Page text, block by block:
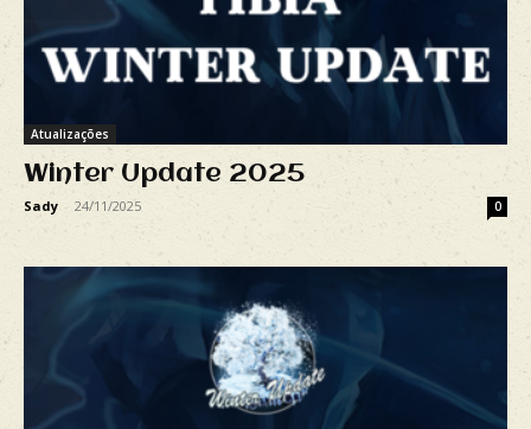
Atualizações
Winter Update 2025
Sady - 24/11/2025 0